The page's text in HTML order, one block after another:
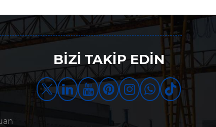
BİZİ TAKİP EDİN